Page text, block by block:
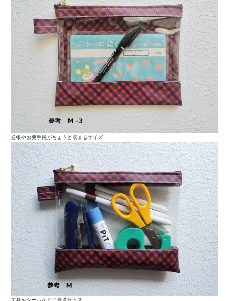
通帳やお薬手帳がちょうど収まるサイズ